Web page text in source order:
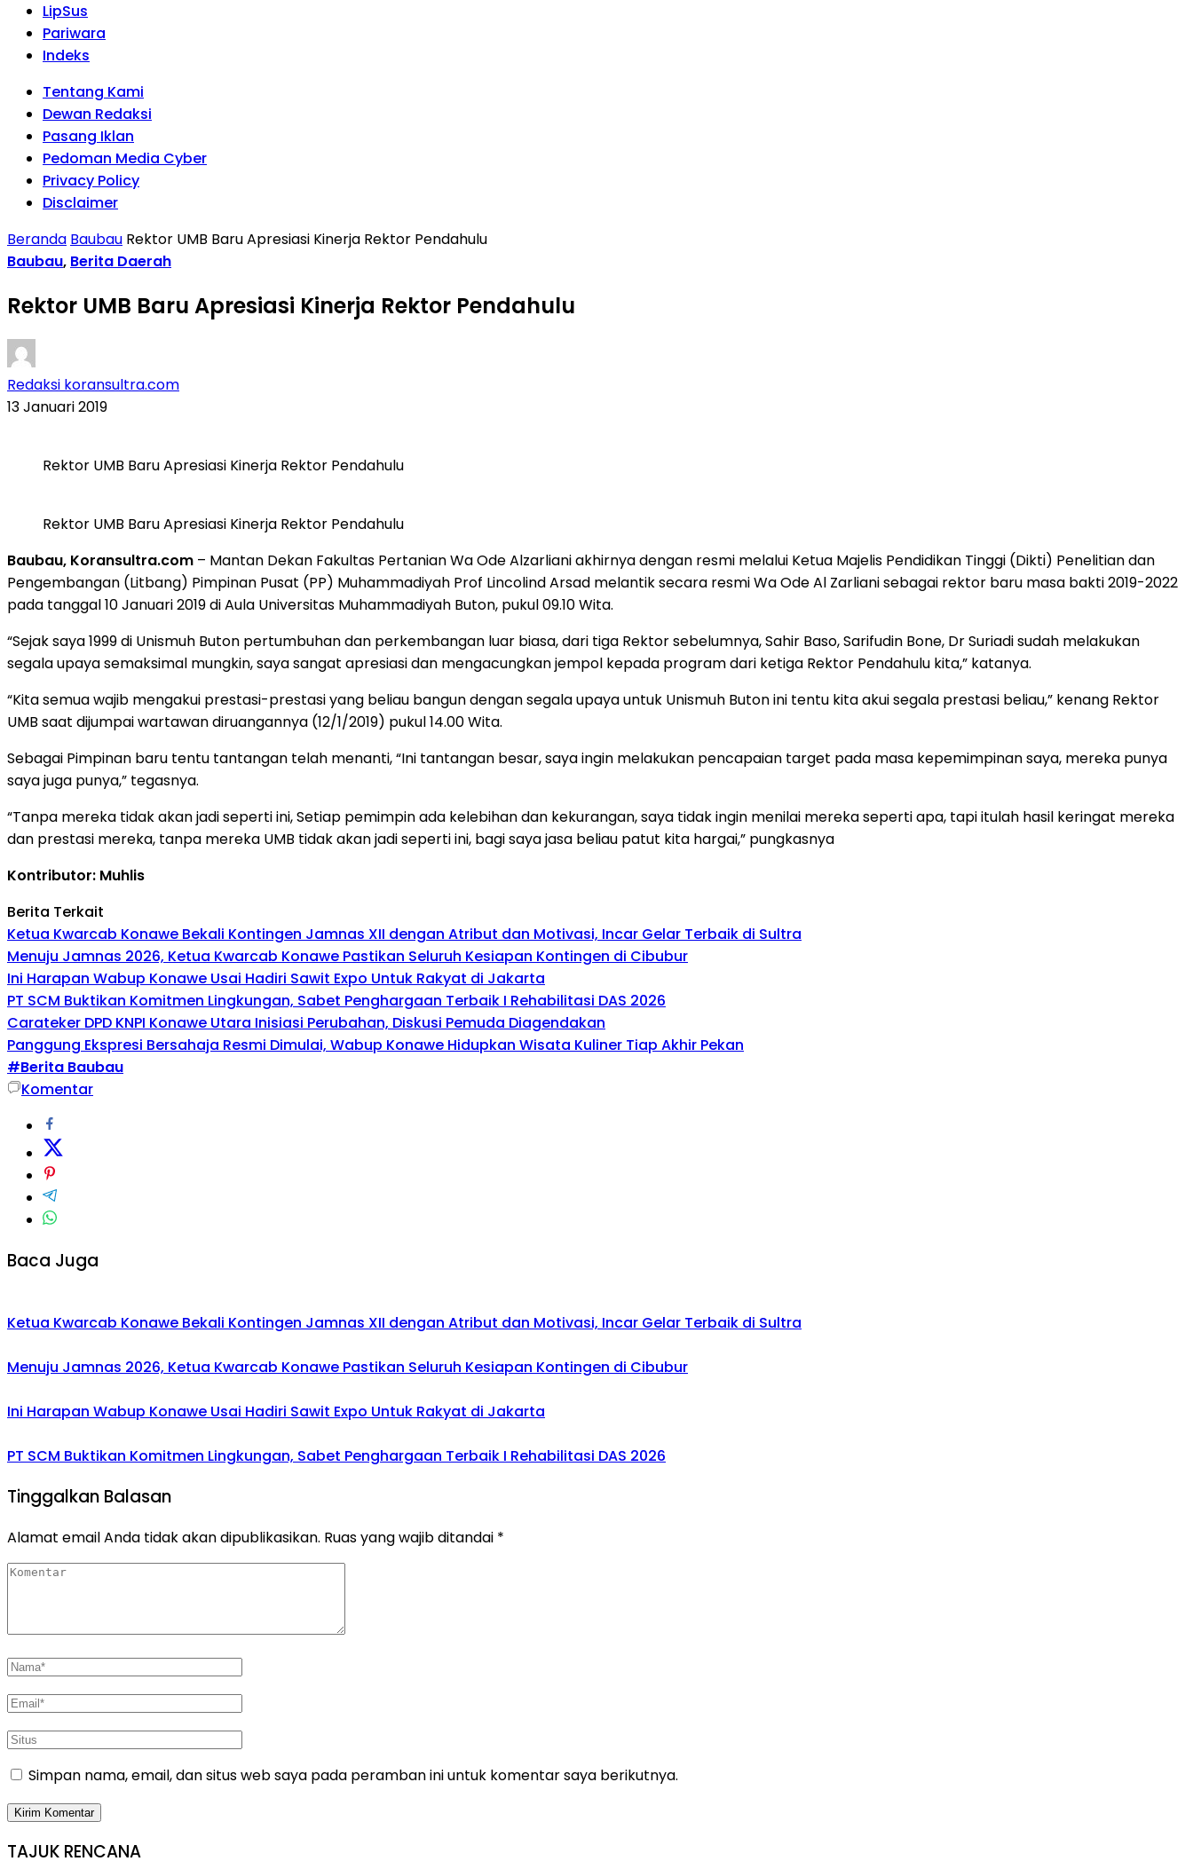
LipSus
Pariwara
Indeks
Tentang Kami
Dewan Redaksi
Pasang Iklan
Pedoman Media Cyber
Privacy Policy
Disclaimer
Beranda Baubau Rektor UMB Baru Apresiasi Kinerja Rektor Pendahulu
Baubau, Berita Daerah
Rektor UMB Baru Apresiasi Kinerja Rektor Pendahulu
Redaksi koransultra.com
13 Januari 2019
Rektor UMB Baru Apresiasi Kinerja Rektor Pendahulu
Rektor UMB Baru Apresiasi Kinerja Rektor Pendahulu
Baubau, Koransultra.com – Mantan Dekan Fakultas Pertanian Wa Ode Alzarliani akhirnya dengan resmi melalui Ketua Majelis Pendidikan Tinggi (Dikti) Penelitian dan
Pengembangan (Litbang) Pimpinan Pusat (PP) Muhammadiyah Prof Lincolind Arsad melantik secara resmi Wa Ode Al Zarliani sebagai rektor baru masa bakti 2019-2022
pada tanggal 10 Januari 2019 di Aula Universitas Muhammadiyah Buton, pukul 09.10 Wita.
“Sejak saya 1999 di Unismuh Buton pertumbuhan dan perkembangan luar biasa, dari tiga Rektor sebelumnya, Sahir Baso, Sarifudin Bone, Dr Suriadi sudah melakukan
segala upaya semaksimal mungkin, saya sangat apresiasi dan mengacungkan jempol kepada program dari ketiga Rektor Pendahulu kita,” katanya.
“Kita semua wajib mengakui prestasi-prestasi yang beliau bangun dengan segala upaya untuk Unismuh Buton ini tentu kita akui segala prestasi beliau,” kenang Rektor
UMB saat dijumpai wartawan diruangannya (12/1/2019) pukul 14.00 Wita.
Sebagai Pimpinan baru tentu tantangan telah menanti, “Ini tantangan besar, saya ingin melakukan pencapaian target pada masa kepemimpinan saya, mereka punya
saya juga punya,” tegasnya.
“Tanpa mereka tidak akan jadi seperti ini, Setiap pemimpin ada kelebihan dan kekurangan, saya tidak ingin menilai mereka seperti apa, tapi itulah hasil keringat mereka
dan prestasi mereka, tanpa mereka UMB tidak akan jadi seperti ini, bagi saya jasa beliau patut kita hargai,” pungkasnya
Kontributor: Muhlis
Berita Terkait
Ketua Kwarcab Konawe Bekali Kontingen Jamnas XII dengan Atribut dan Motivasi, Incar Gelar Terbaik di Sultra
Menuju Jamnas 2026, Ketua Kwarcab Konawe Pastikan Seluruh Kesiapan Kontingen di Cibubur
Ini Harapan Wabup Konawe Usai Hadiri Sawit Expo Untuk Rakyat di Jakarta
PT SCM Buktikan Komitmen Lingkungan, Sabet Penghargaan Terbaik I Rehabilitasi DAS 2026
Carateker DPD KNPI Konawe Utara Inisiasi Perubahan, Diskusi Pemuda Diagendakan
Panggung Ekspresi Bersahaja Resmi Dimulai, Wabup Konawe Hidupkan Wisata Kuliner Tiap Akhir Pekan
#Berita Baubau
Komentar
Baca Juga
Ketua Kwarcab Konawe Bekali Kontingen Jamnas XII dengan Atribut dan Motivasi, Incar Gelar Terbaik di Sultra
Menuju Jamnas 2026, Ketua Kwarcab Konawe Pastikan Seluruh Kesiapan Kontingen di Cibubur
Ini Harapan Wabup Konawe Usai Hadiri Sawit Expo Untuk Rakyat di Jakarta
PT SCM Buktikan Komitmen Lingkungan, Sabet Penghargaan Terbaik I Rehabilitasi DAS 2026
Tinggalkan Balasan
Alamat email Anda tidak akan dipublikasikan. Ruas yang wajib ditandai *
Simpan nama, email, dan situs web saya pada peramban ini untuk komentar saya berikutnya.
TAJUK RENCANA